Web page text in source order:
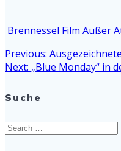
Brennessel Film Außer
Previous: Previous
post:
Next: Next
„Blue Monday“ in
Suche
Search